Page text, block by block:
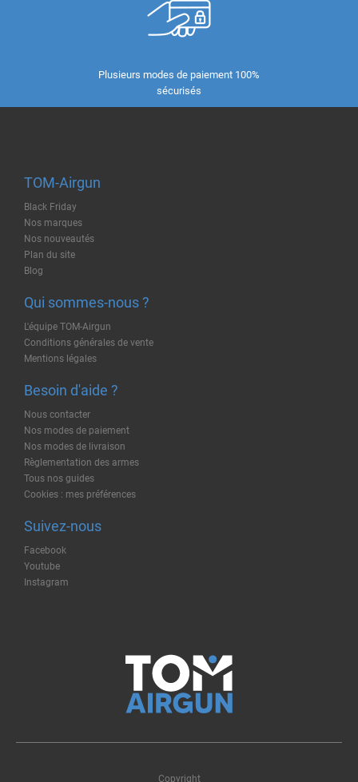
Plusieurs modes de paiement 100%
sécurisés
TOM-Airgun
Black Friday
Nos marques
Nos nouveautés
Plan du site
Blog
Qui sommes-nous ?
L'équipe TOM-Airgun
Conditions générales de vente
Mentions légales
Besoin d'aide ?
Nous contacter
Nos modes de paiement
Nos modes de livraison
Règlementation des armes
Tous nos guides
Cookies : mes préférences
Suivez-nous
Facebook
Youtube
Instagram
Copyright